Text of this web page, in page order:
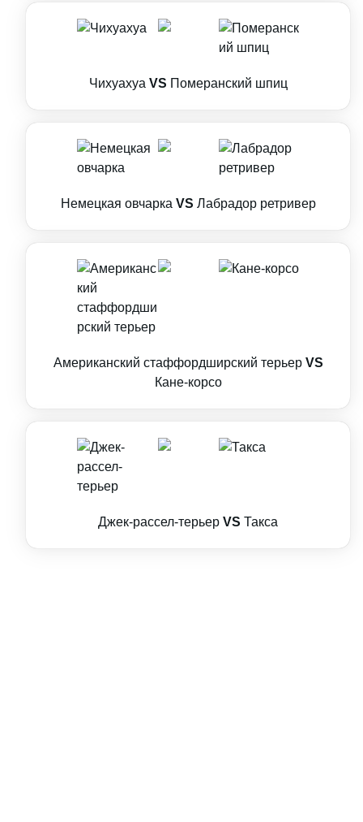
Чихуахуа VS Померанский шпиц
Немецкая овчарка VS Лабрадор ретривер
Американский стаффордширский терьер VS
Кане-корсо
Джек-рассел-терьер VS Такса